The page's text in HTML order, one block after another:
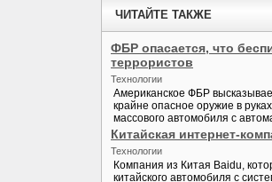
ЧИТАЙТЕ ТАКЖЕ
ФБР опасается, что
террористов
Технологии
Американское ФБР
крайне опасное оружие в
массового автомобиля с
Китайская интернет-
Технологии
Компания из Китая Baidu,
китайского автомобиля с